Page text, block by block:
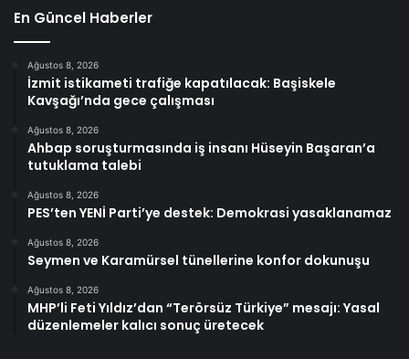
En Güncel Haberler
Ağustos 8, 2026
İzmit istikameti trafiğe kapatılacak: Başiskele
Kavşağı’nda gece çalışması
Ağustos 8, 2026
Ahbap soruşturmasında iş insanı Hüseyin Başaran’a
tutuklama talebi
Ağustos 8, 2026
PES’ten YENİ Parti’ye destek: Demokrasi yasaklanamaz
Ağustos 8, 2026
Seymen ve Karamürsel tünellerine konfor dokunuşu
Ağustos 8, 2026
MHP’li Feti Yıldız’dan “Terörsüz Türkiye” mesajı: Yasal
düzenlemeler kalıcı sonuç üretecek